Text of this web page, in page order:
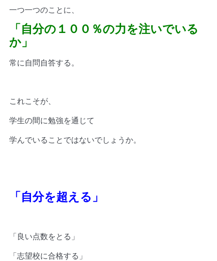
一つ一つのことに、
「自分の１００％の力を注いでいる
か」
常に自問自答する。
これこそが、
学生の間に勉強を通じて
学んでいることではないでしょうか。
「自分を超える」
「良い点数をとる」
「志望校に合格する」